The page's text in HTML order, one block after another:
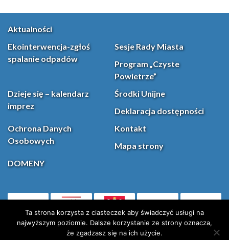
Aktualności
Ekointerwencja-zgłoś
spalanie odpadów
Sesje Rady Miasta
Program „Czyste
Powietrze”
Dzieje się – kalendarz
imprez
Środki Unijne
Deklaracja dostępności
Ochrona Danych
Osobowych
Kontakt
Mapa strony
DOMENY
(otwiera się w nowej karcie)Facebook
Ta strona korzysta z ciasteczek aby świadczyć usługi na
najwyższym poziomie. Dalsze korzystanie ze strony oznacza,
że zgadzasz się na ich użycie.